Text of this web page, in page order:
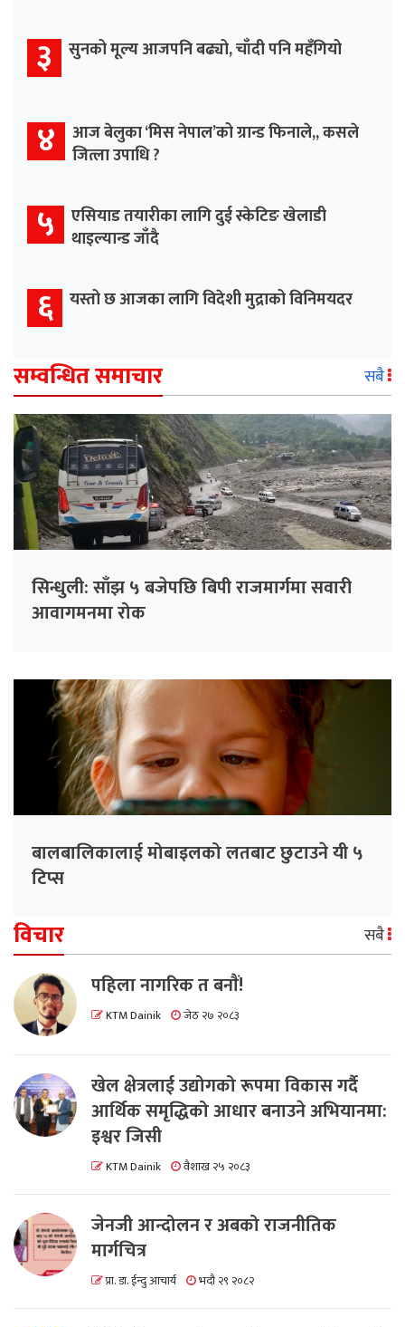
३ सुनको मूल्य आजपनि बढ्यो, चाँदी पनि महँगियो
४
आज बेलुका ‘मिस नेपाल’को ग्रान्ड फिनाले,, कसले
जित्ला उपाधि ?
५
एसियाड तयारीका लागि दुई स्केटिङ खेलाडी
थाइल्यान्ड जाँदै
६ यस्तो छ आजका लागि विदेशी मुद्राको विनिमयदर
सम्वन्धित समाचार सबै
सिन्धुली: साँझ ५ बजेपछि बिपी राजमार्गमा सवारी
आवागमनमा रोक
बालबालिकालाई मोबाइलको लतबाट छुटाउने यी ५
टिप्स
विचार सबै
पहिला नागरिक त बनाैं!
KTM Dainik जेठ २७ २०८३
खेल क्षेत्रलाई उद्योगको रूपमा विकास गर्दै
आर्थिक समृद्धिको आधार बनाउने अभियानमा:
इश्वर जिसी
KTM Dainik वैशाख २५ २०८३
जेनजी आन्दोलन र अबको राजनीतिक
मार्गचित्र
प्रा. डा. ईन्दु आचार्य भदौ २९ २०८२